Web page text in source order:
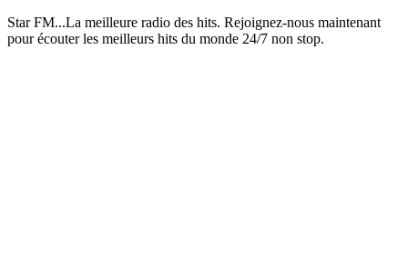
Star FM...La meilleure radio des hits. Rejoignez-nous maintenant
pour écouter les meilleurs hits du monde 24/7 non stop.